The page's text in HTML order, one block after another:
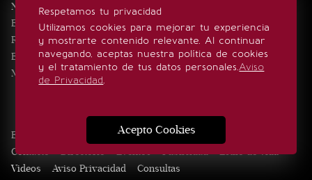
Respetamos tu privacidad
Utilizamos cookies para mejorar tu experiencia
y mostrarte contenido relevante. Al continuar
navegando, aceptas nuestra política de cookies
y el tratamiento de tus datos personales.Aviso
de Privacidad.
Acepto Cookies
Noticias
Eventos
Realeza
Estilo de vida
Minuto x Minuto
SÍGUENOS
Edición Impresa Noticias Quiénes somos
Contacto
Directorio Eventos Publicidad
Estilo de vida
Videos
Aviso Privacidad Consultas